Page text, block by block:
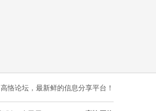
高恪论坛，最新鲜的信息分享平台！